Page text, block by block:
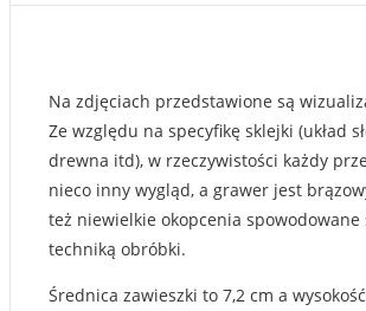
Na zdjęciach przedstawione są
Ze względu na specyfikę sklejki (układ
drewna itd), w rzeczywistości każdy
nieco inny wygląd, a grawer jest
też niewielkie okopcenia spowodowane
techniką obróbki.
Średnica zawieszki to 7,2 cm a